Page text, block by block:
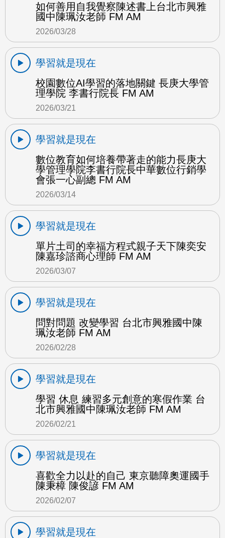
如何善用自我覺察陳述書上台北市興雅
國中陳珮汝老師 FM AM
2026/03/28
學習就是現在
校園數位AI學習的落地關鍵 長庚大學管
理學院 李書行院長 FM AM
2026/03/21
學習就是現在
數位教育如何培養帶著走的能力長庚大
學管理學院李書行院長中華數位行銷學
會張一心副總 FM AM
2026/03/14
學習就是現在
單片土司的幸福方程式親子天下陳奕安
陳嘉珍諮商心理師 FM AM
2026/03/07
學習就是現在
問對問題 改變學習 台北市興雅國中陳
珮汝老師 FM AM
2026/02/28
學習就是現在
學習 休息 練習多元創意的寒假作業 台
北市興雅國中陳珮汝老師 FM AM
2026/02/21
學習就是現在
喜歡全力以赴的自己 東京聽障奧運國手
陳秉樟 陳俊諺 FM AM
2026/02/07
學習就是現在